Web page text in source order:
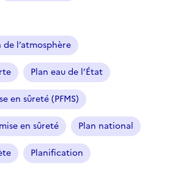
l’atmosphère
Plan eau de l’État
en sûreté (PFMS)
en sûreté Plan national
Planification